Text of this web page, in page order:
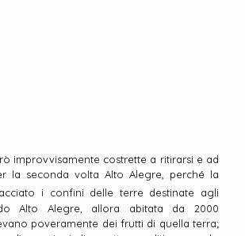
improvvisamente costrette a ritirarsi e ad
la seconda volta Alto Alegre, perché la
i confini delle terre destinate agli
Alto Alegre, allora abitata da 2000
poveramente dei frutti di quella terra;